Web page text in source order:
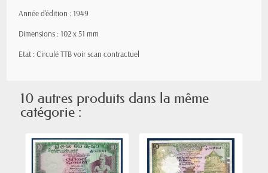
Année d'édition : 1949
Dimensions : 102 x 51 mm
Etat : Circulé TTB voir scan contractuel
10 autres produits dans la même
catégorie :